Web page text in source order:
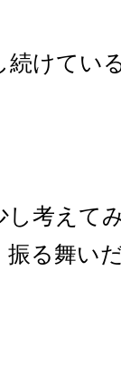
続けてい
し考えて
振る舞い